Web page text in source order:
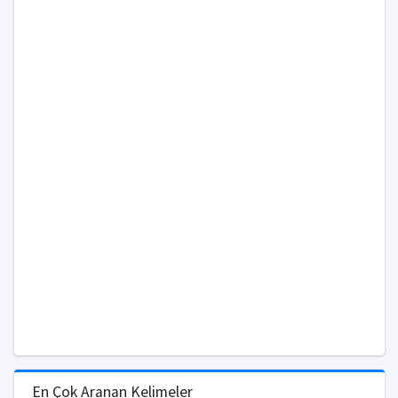
En Çok Aranan Kelimeler